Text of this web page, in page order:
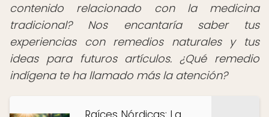
contenido relacionado con la medicina
tradicional? Nos encantaría saber tus
experiencias con remedios naturales y tus
ideas para futuros artículos. ¿Qué remedio
indígena te ha llamado más la atención?